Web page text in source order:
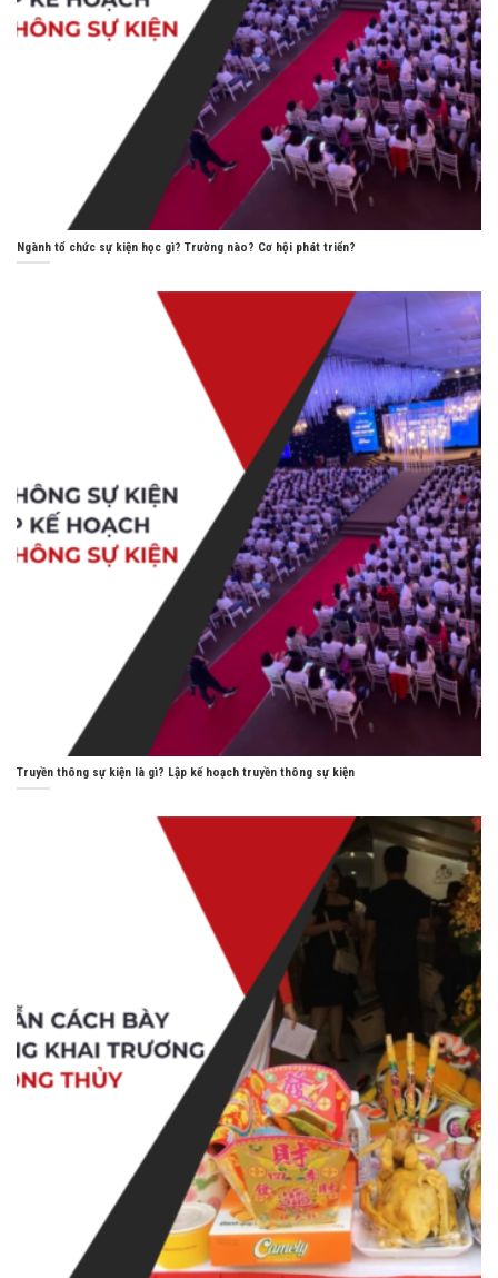
Ngành tổ chức sự kiện học gì? Trường nào? Cơ hội phát triển?
Truyền thông sự kiện là gì? Lập kế hoạch truyền thông sự kiện